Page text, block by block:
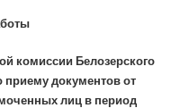
комиссии Белозерского
документов от
лиц в период